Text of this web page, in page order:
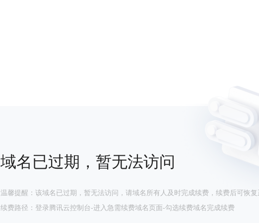
域名已过期，暂无法访问
温馨提醒：该域名已过期，暂无法访问，请域名所有人及时完成续费，续费后可恢复
续费路径：登录腾讯云控制台-进入急需续费域名页面-勾选续费域名完成续费